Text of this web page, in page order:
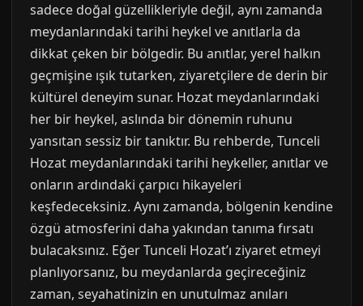
sadece doğal güzellikleriyle değil, aynı zamanda
meydanlarındaki tarihi heykel ve anıtlarla da
dikkat çeken bir bölgedir. Bu anıtlar, yerel halkın
geçmişine ışık tutarken, ziyaretçilere de derin bir
kültürel deneyim sunar. Hozat meydanlarındaki
her bir heykel, aslında bir dönemin ruhunu
yansıtan sessiz bir tanıktır. Bu rehberde, Tunceli
Hozat meydanlarındaki tarihi heykeller, anıtlar ve
onların ardındaki çarpıcı hikayeleri
keşfedeceksiniz. Aynı zamanda, bölgenin kendine
özgü atmosferini daha yakından tanıma fırsatı
bulacaksınız. Eğer Tunceli Hozat’ı ziyaret etmeyi
planlıyorsanız, bu meydanlarda geçireceğiniz
zaman, seyahatinizin en unutulmaz anıları